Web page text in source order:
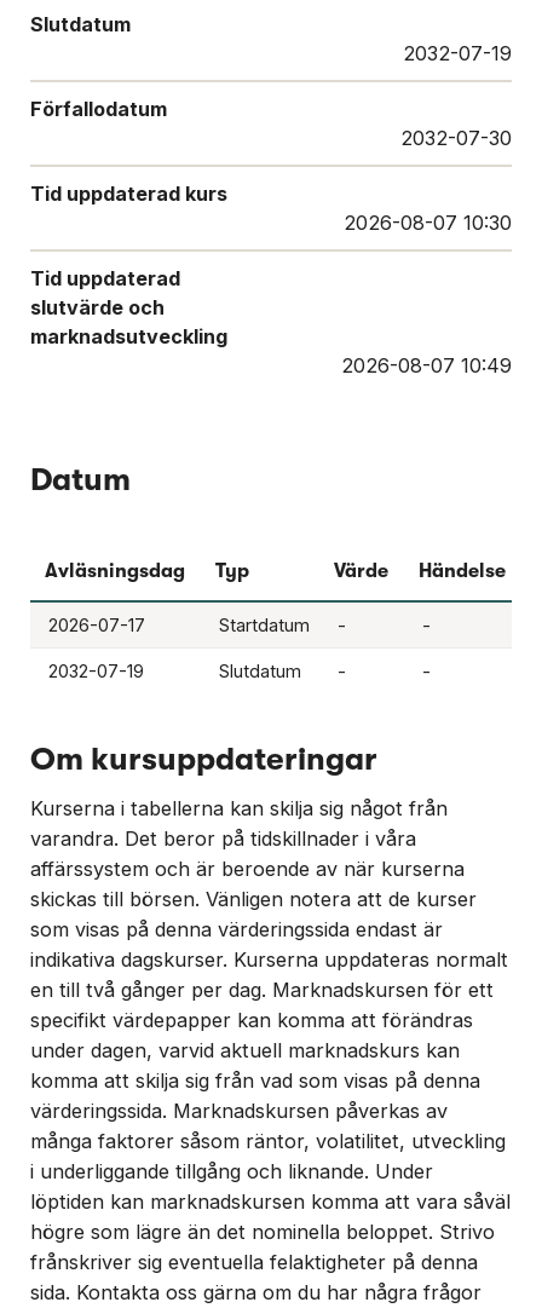
Slutdatum
2032-07-19
Förfallodatum
2032-07-30
Tid uppdaterad kurs
2026-08-07 10:30
Tid uppdaterad
slutvärde och
marknadsutveckling
2026-08-07 10:49
Datum
Avläsningsdag Typ Värde Händelse
2026-07-17 Startdatum - -
2032-07-19 Slutdatum - -
Om kursuppdateringar
Kurserna i tabellerna kan skilja sig något från
varandra. Det beror på tidskillnader i våra
affärssystem och är beroende av när kurserna
skickas till börsen. Vänligen notera att de kurser
som visas på denna värderingssida endast är
indikativa dagskurser. Kurserna uppdateras normalt
en till två gånger per dag. Marknadskursen för ett
specifikt värdepapper kan komma att förändras
under dagen, varvid aktuell marknadskurs kan
komma att skilja sig från vad som visas på denna
värderingssida. Marknadskursen påverkas av
många faktorer såsom räntor, volatilitet, utveckling
i underliggande tillgång och liknande. Under
löptiden kan marknadskursen komma att vara såväl
högre som lägre än det nominella beloppet. Strivo
frånskriver sig eventuella felaktigheter på denna
sida. Kontakta oss gärna om du har några frågor